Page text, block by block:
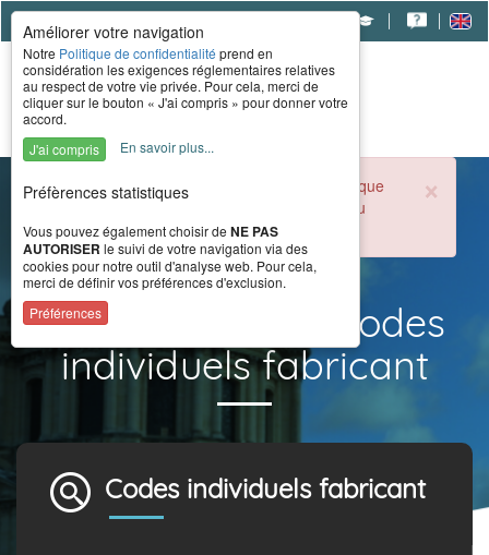
×
Durant la période estivale, l'accueil téléphonique
du CERAH est ouvert de 8h à 16h du lundi au
vendredi.
Rechercher des codes
individuels fabricant
Codes individuels fabricant
Améliorer votre navigation
Notre Politique de confidentialité prend en
considération les exigences réglementaires relatives
au respect de votre vie privée. Pour cela, merci de
cliquer sur le bouton « J'ai compris » pour donner votre
accord.
J'ai compris
En savoir plus...
Préfèrences statistiques
Vous pouvez également choisir de NE PAS
AUTORISER le suivi de votre navigation via des
cookies pour notre outil d'analyse web. Pour cela,
merci de définir vos préférences d'exclusion.
Préférences